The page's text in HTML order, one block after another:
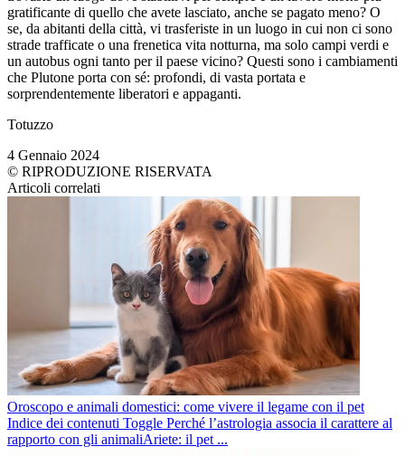
gratificante di quello che avete lasciato, anche se pagato meno? O
se, da abitanti della città, vi trasferiste in un luogo in cui non ci sono
strade trafficate o una frenetica vita notturna, ma solo campi verdi e
un autobus ogni tanto per il paese vicino? Questi sono i cambiamenti
che Plutone porta con sé: profondi, di vasta portata e
sorprendentemente liberatori e appaganti.
Totuzzo
4 Gennaio 2024
© RIPRODUZIONE RISERVATA
Articoli correlati
Oroscopo e animali domestici: come vivere il legame con il pet
Indice dei contenuti Toggle Perché l’astrologia associa il carattere al
rapporto con gli animaliAriete: il pet ...